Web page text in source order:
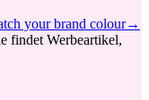
your brand colour→
findet Werbeartikel,